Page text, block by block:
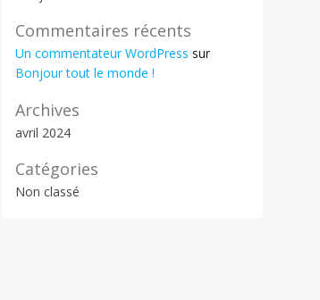
Commentaires récents
Un commentateur WordPress sur
Bonjour tout le monde !
Archives
avril 2024
Catégories
Non classé